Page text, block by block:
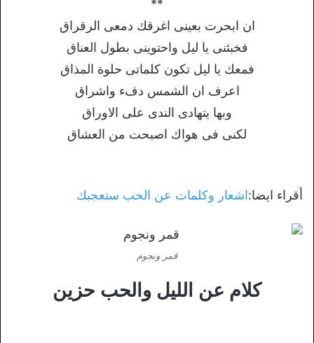
**
ان ابحرت بعينى اغرقك دمعى الرقراق
فخبئنى يا ليل واحتوينى بطول العناق
فمعك يا ليل تكون كلماتى حلوة المذاق
اعرف ان الشمس دفء واشراق
وبها يتهادى الندى على الاوراق
لكنى فى هواك اصبحت من العشاق
أقراء ايضا:اشعار وكلمات عن الحب ستعجبك
قمر ونجوم
كلام عن الليل والحب حزين